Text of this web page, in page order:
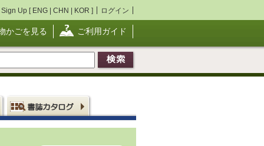
Sign Up [ ENG | CHN | KOR ] ログイン
かごを見る ご利用ガイド